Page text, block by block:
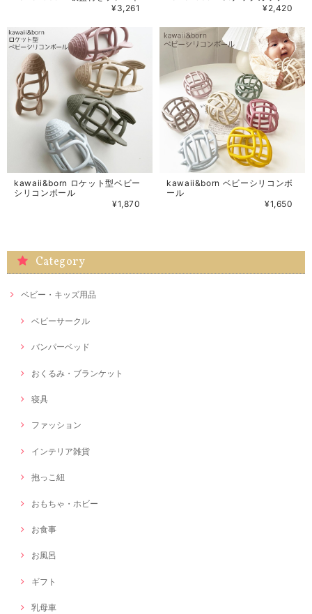
¥3,261
¥2,420
kawaii&born ロケット型ベビー
シリコンボール
¥1,870
kawaii&born ベビーシリコンボ
ール
¥1,650
Category
ベビー・キッズ用品
ベビーサークル
バンパーベッド
おくるみ・ブランケット
寝具
ファッション
インテリア雑貨
抱っこ紐
おもちゃ・ホビー
お食事
お風呂
ギフト
乳母車